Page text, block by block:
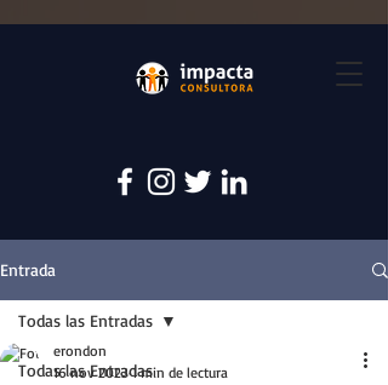
Entrada
Todas las Entradas
Todas las Entradas
erondon
16 nov 2023 1 min de lectura